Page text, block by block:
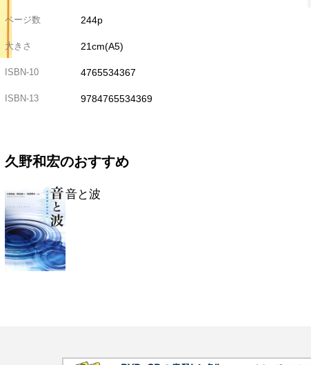
ページ数 244p
大きさ 21cm(A5)
ISBN-10 4765534367
ISBN-13 9784765534369
久野和宏のおすすめ
音と波